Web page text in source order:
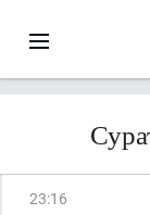
23:16